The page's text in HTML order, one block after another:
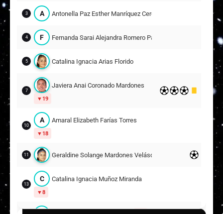
3 A Antonella Paz Esther Manríquez Cerda
4 F Fernanda Sarai Alejandra Romero Pacheco
5 Catalina Ignacia Arias Florido
7
Javiera Anai Coronado Mardones
19
10
A Amaral Elizabeth Farías Torres
18
11 Geraldine Solange Mardones Velásquez
13
C Catalina Ignacia Muñoz Miranda
8